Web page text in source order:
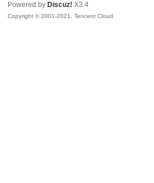
Powered by Discuz! X3.4
Copyright © 2001-2021, Tencent Cloud.